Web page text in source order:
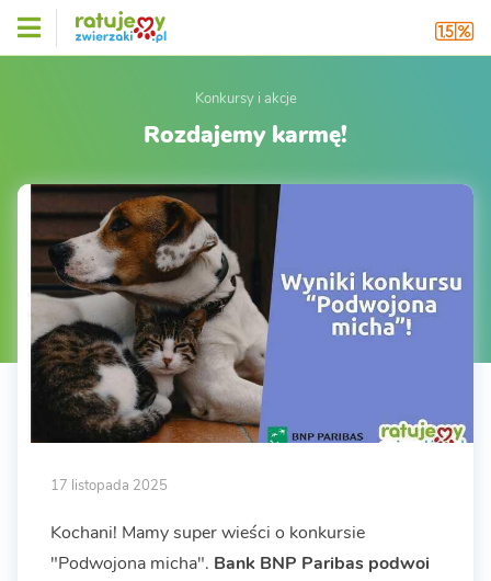
Konkursy i akcje
Rozdajemy karmę!
17 listopada 2025
Kochani! Mamy super wieści o konkursie
"Podwojona micha". Bank BNP Paribas podwoi